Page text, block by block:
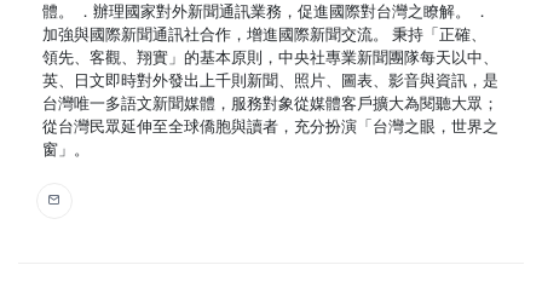
體。 ．辦理國家對外新聞通訊業務，促進國際對台灣之瞭解。 ．
加強與國際新聞通訊社合作，增進國際新聞交流。 秉持「正確、
領先、客觀、翔實」的基本原則，中央社專業新聞團隊每天以中、
英、日文即時對外發出上千則新聞、照片、圖表、影音與資訊，是
台灣唯一多語文新聞媒體，服務對象從媒體客戶擴大為閱聽大眾；
從台灣民眾延伸至全球僑胞與讀者，充分扮演「台灣之眼，世界之
窗」。